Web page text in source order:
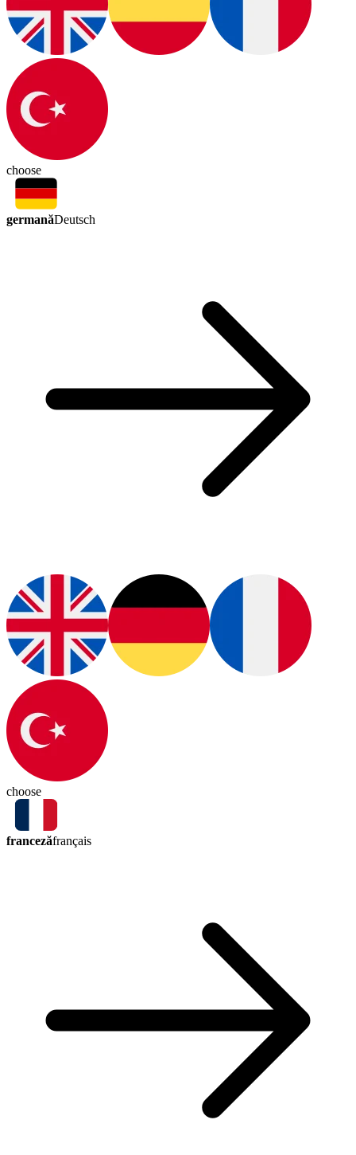
choose
germanăDeutsch
choose
francezăfrançais